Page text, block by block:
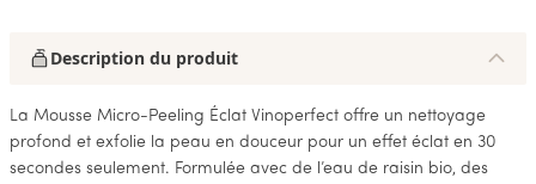
Description du produit
La Mousse Micro-Peeling Éclat Vinoperfect offre un nettoyage
profond et exfolie la peau en douceur pour un effet éclat en 30
secondes seulement. Formulée avec de l’eau de raisin bio, des